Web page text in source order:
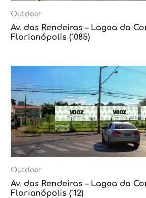
Outdoor
Av. das Rendeiras – Lagoa da
Florianópolis (1085)
Outdoor
Av. das Rendeiras – Lagoa da
Florianópolis (112)